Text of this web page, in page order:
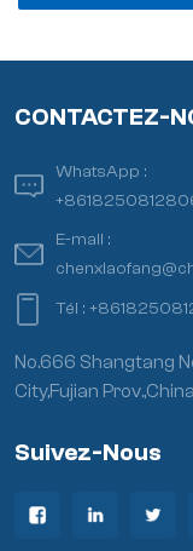
CONTACTEZ-
WhatsApp :
E-mail :
Tél :
No.666 Shangtang
City,Fujian Prov.,China
Suivez-Nous